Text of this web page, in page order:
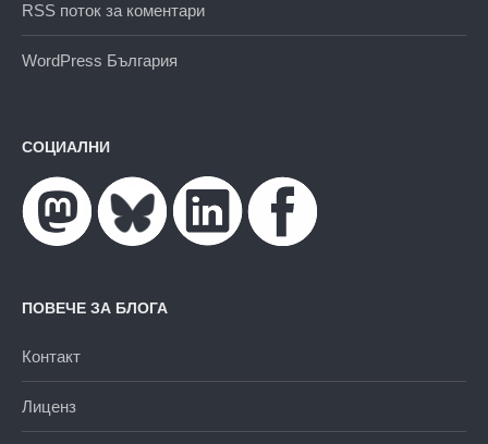
RSS поток за коментари
WordPress България
СОЦИАЛНИ
ПОВЕЧЕ ЗА БЛОГА
Контакт
Лиценз